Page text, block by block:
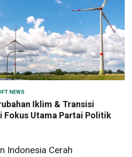
NEWS
Iklim & Transisi
Fokus Utama Partai Politik
Indonesia Cerah